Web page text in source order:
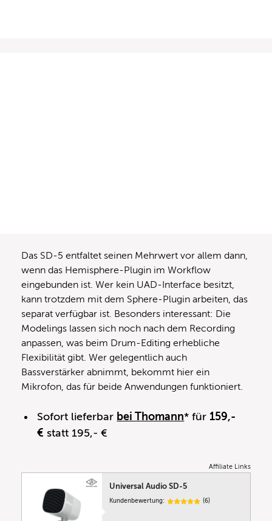
Das SD-5 entfaltet seinen Mehrwert vor allem dann,
wenn das Hemisphere-Plugin im Workflow
eingebunden ist. Wer kein UAD-Interface besitzt,
kann trotzdem mit dem Sphere-Plugin arbeiten, das
separat verfügbar ist. Besonders interessant: Die
Modelings lassen sich noch nach dem Recording
anpassen, was beim Drum-Editing erhebliche
Flexibilität gibt. Wer gelegentlich auch
Bassverstärker abnimmt, bekommt hier ein
Mikrofon, das für beide Anwendungen funktioniert.
Sofort lieferbar bei Thomann* für 159,-
€ statt 195,- €
Affiliate Links
Universal Audio SD-5
Kundenbewertung: (6)